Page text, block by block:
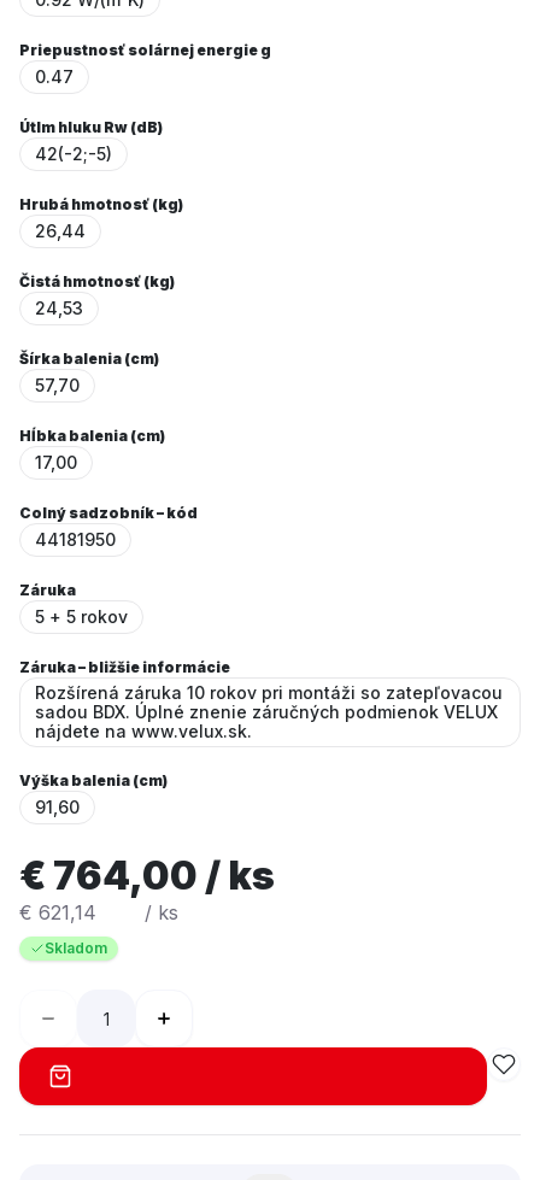
Priepustnosť solárnej energie g
0.47
Útlm hluku Rw (dB)
42(-2;-5)
Hrubá hmotnosť (kg)
26,44
Čistá hmotnosť (kg)
24,53
Šírka balenia (cm)
57,70
Hĺbka balenia (cm)
17,00
Colný sadzobník – kód
44181950
Záruka
5 + 5 rokov
Záruka – bližšie informácie
Rozšírená záruka 10 rokov pri montáži so zatepľovacou
sadou BDX. Úplné znenie záručných podmienok VELUX
nájdete na www.velux.sk.
Výška balenia (cm)
91,60
€ 764,00 / ks
€ 621,14 / ks
Skladom